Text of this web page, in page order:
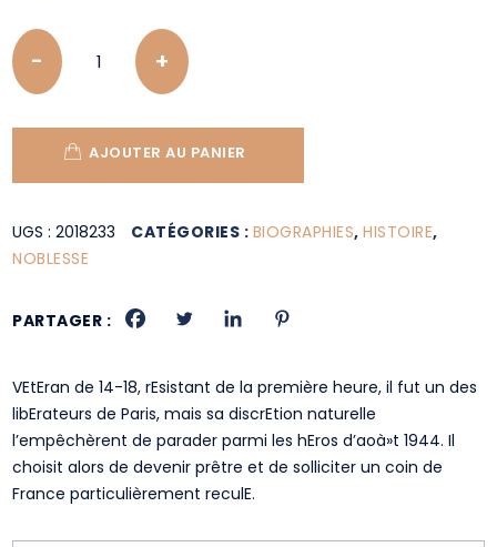
Quantity
AJOUTER AU PANIER
UGS :2018233 CATÉGORIES : BIOGRAPHIES,HISTOIRE,
NOBLESSE
PARTAGER :
VEtEran de 14-18, rEsistant de la première heure, il fut un des
libErateurs de Paris, mais sa discrEtion naturelle
l’empêchèrent de parader parmi les hEros d’aoà»t 1944. Il
choisit alors de devenir prêtre et de solliciter un coin de
France particulièrement reculE.